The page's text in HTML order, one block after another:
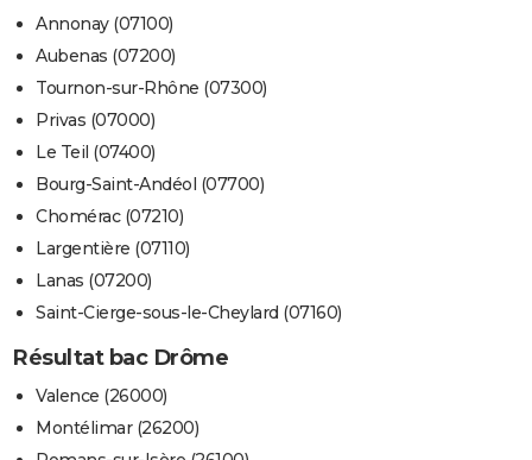
Annonay (07100)
Aubenas (07200)
Tournon-sur-Rhône (07300)
Privas (07000)
Le Teil (07400)
Bourg-Saint-Andéol (07700)
Chomérac (07210)
Largentière (07110)
Lanas (07200)
Saint-Cierge-sous-le-Cheylard (07160)
Résultat bac Drôme
Valence (26000)
Montélimar (26200)